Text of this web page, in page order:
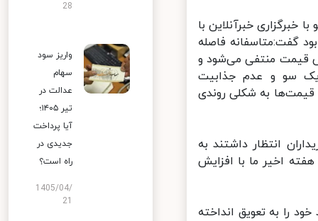
خبرآنلاین با
گفت:متاسفانه فاصله
قیمت منتفی می‌شود و
سو و عدم جذابیت
قیمت‌ها به شکلی روندی
انتظار داشتند به
اخیر ما با افزایش
را به تعویق انداخته
28
واریز سود
سهام
عدالت در
تیر ۱۴۰۵؛
آیا پرداخت
جدیدی در
راه است؟
1405/04/